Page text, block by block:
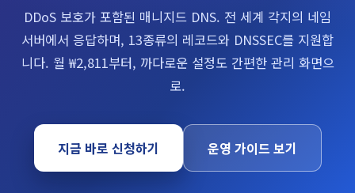
DDoS 보호가 포함된 매니지드 DNS. 전 세계 각지의 네임
서버에서 응답하며, 13종류의 레코드와 DNSSEC를 지원합
니다. 월 ₩2,811부터, 까다로운 설정도 간편한 관리 화면으
로.
지금 바로 신청하기 운영 가이드 보기